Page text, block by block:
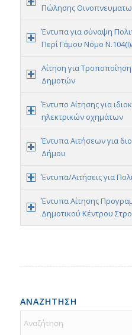
Πώλησης
Έντυπα για σύναψη
Περί Γάμου Νόμο
Αίτηση για
Δημοτών
Έντυπο Αίτησης για
ηλεκτρικών οχημάτων
Έντυπα Αιτήσεων για
Δήμου
Έντυπα/Αιτήσεις για
Έντυπα Αίτησης
Δημοτικού Κέντρου
ΑΝΑΖΗΤΗΣΗ